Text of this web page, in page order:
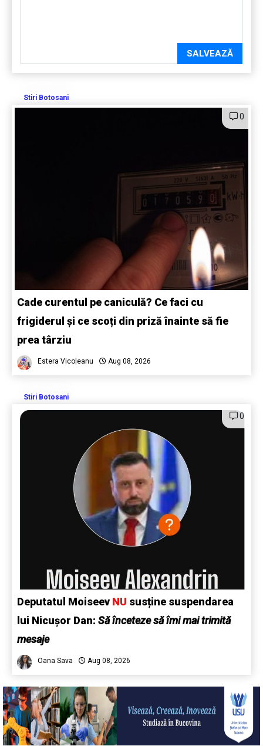
SALVEAZĂ
Stiri Botosani
0
Cade curentul pe caniculă? Ce faci cu
frigiderul și ce scoți din priză înainte să fie
prea târziu
Estera Vicoleanu Aug 08, 2026
Stiri Botosani
0
Deputatul Moiseev NU susține suspendarea
lui Nicușor Dan: Să înceteze să îmi mai trimită
mesaje
Oana Sava Aug 08, 2026